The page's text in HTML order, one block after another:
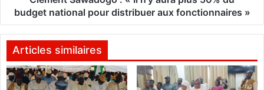
u
n
t
d
o
o
:
budget national pour distribuer aux fonctionnaires »
Articles similaires